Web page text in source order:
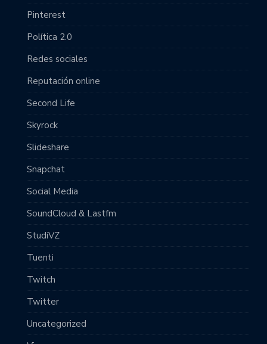
Pinterest
Política 2.0
Redes sociales
Reputación online
Second Life
Skyrock
Slideshare
Snapchat
Social Media
SoundCloud & Lastfm
StudiVZ
Tuenti
Twitch
Twitter
Uncategorized